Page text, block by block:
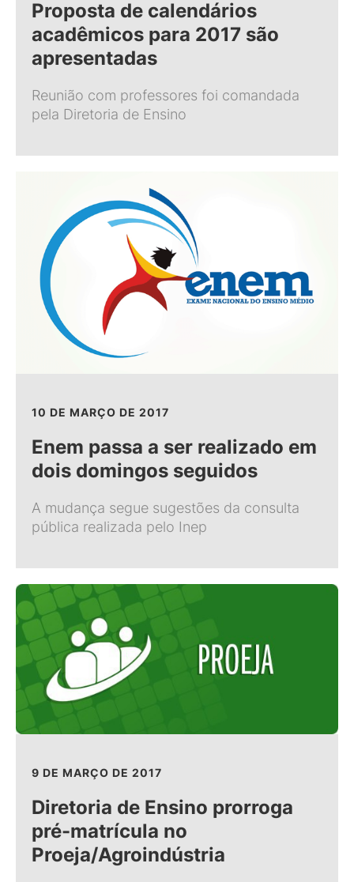
Proposta de calendários
acadêmicos para 2017 são
apresentadas
Reunião com professores foi comandada
pela Diretoria de Ensino
10 DE MARÇO DE 2017
Enem passa a ser realizado em
dois domingos seguidos
A mudança segue sugestões da consulta
pública realizada pelo Inep
9 DE MARÇO DE 2017
Diretoria de Ensino prorroga
pré-matrícula no
Proeja/Agroindústria